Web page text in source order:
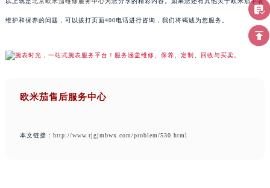
维护和保养的问题，可以拨打页面400电话进行咨询，我们将竭诚为您服务。
欧米茄售后服务中心
本文链接： http://www.rjgjmbwx.com/problem/530.html